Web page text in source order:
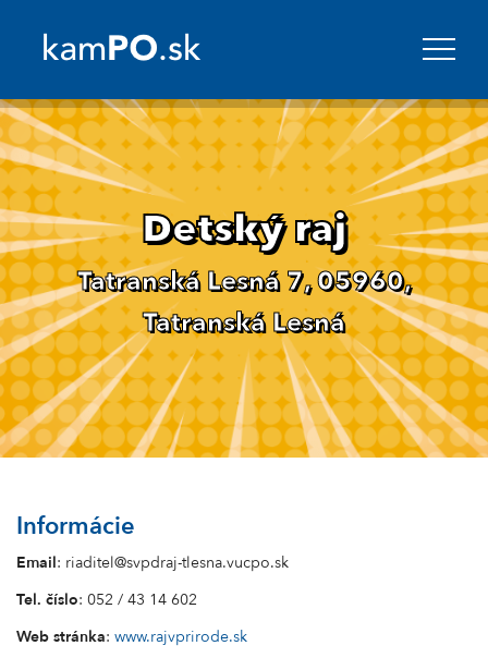
Detský raj
Tatranská Lesná 7, 05960,
Tatranská Lesná
Informácie
Email: riaditel@svpdraj-tlesna.vucpo.sk
Tel. číslo: 052 / 43 14 602
Web stránka: www.rajvprirode.sk